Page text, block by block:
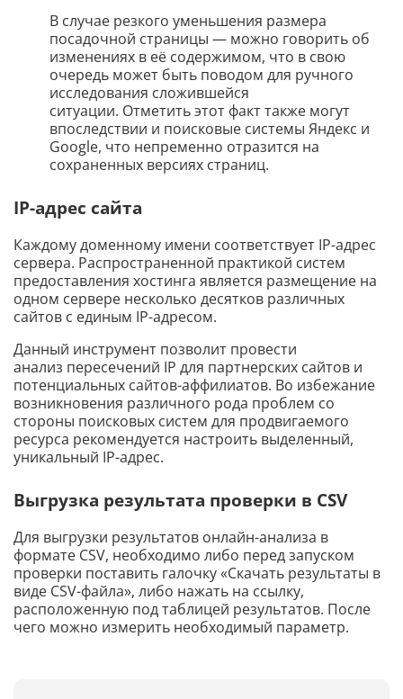
В случае резкого уменьшения размера
посадочной страницы — можно говорить об
изменениях в её содержимом, что в свою
очередь может быть поводом для ручного
исследования сложившейся
ситуации. Отметить этот факт также могут
впоследствии и поисковые системы Яндекс и
Google, что непременно отразится на
сохраненных версиях страниц.
IP-адрес сайта
Каждому доменному имени соответствует IP-адрес
сервера. Распространенной практикой систем
предоставления хостинга является размещение на
одном сервере несколько десятков различных
сайтов с единым IP-адресом.
Данный инструмент позволит провести
анализ пересечений IP для партнерских сайтов и
потенциальных сайтов-аффилиатов. Во избежание
возникновения различного рода проблем со
стороны поисковых систем для продвигаемого
ресурса рекомендуется настроить выделенный,
уникальный IP-адрес.
Выгрузка результата проверки в CSV
Для выгрузки результатов онлайн-анализа в
формате CSV, необходимо либо перед запуском
проверки поставить галочку «Скачать результаты в
виде CSV-файла», либо нажать на ссылку,
расположенную под таблицей результатов. После
чего можно измерить необходимый параметр.